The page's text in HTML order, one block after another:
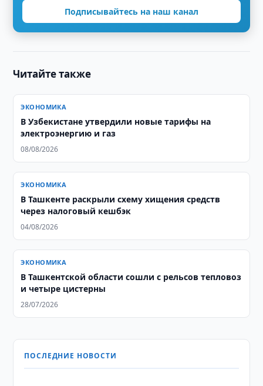
Подписывайтесь на наш канал
Читайте также
ЭКОНОМИКА
В Узбекистане утвердили новые тарифы на
электроэнергию и газ
08/08/2026
ЭКОНОМИКА
В Ташкенте раскрыли схему хищения средств
через налоговый кешбэк
04/08/2026
ЭКОНОМИКА
В Ташкентской области сошли с рельсов тепловоз
и четыре цистерны
28/07/2026
ПОСЛЕДНИЕ НОВОСТИ